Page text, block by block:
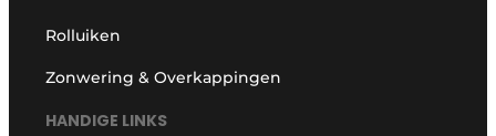
Rolluiken
Zonwering & Overkappingen
HANDIGE LINKS